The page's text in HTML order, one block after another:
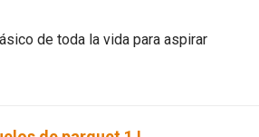
de toda la vida para aspirar